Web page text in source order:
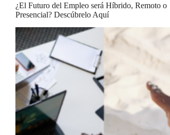
¿El Futuro del Empleo será Híbrido, Remoto o
Presencial? Descúbrelo Aquí